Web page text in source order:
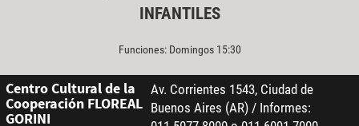
INFANTILES
Funciones: Domingos 15:30
Centro Cultural de la
Cooperación FLOREAL
GORINI
Av. Corrientes 1543, Ciudad de
Buenos Aires (AR) / Informes: